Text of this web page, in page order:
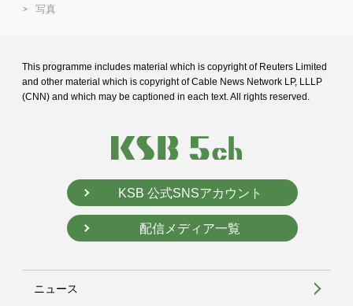
写真
This programme includes material which is copyright of Reuters Limited
and other material which is copyright of Cable News Network LP, LLLP
(CNN) and which may be captioned in each text. All rights reserved.
KSB 公式SNSアカウント
配信メディア一覧
ニュース